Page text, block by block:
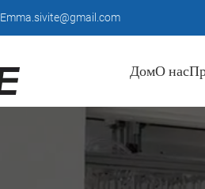
Emma.sivite@gmail.com
ДомО нас